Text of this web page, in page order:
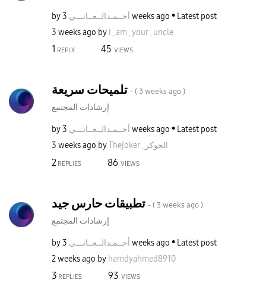
by أحــمـدالــعــانـــي 3 weeks ago
Latest post
3 weeks ago by I_am_your_uncle
1 REPLY 45 VIEWS
تلميحات سريعة - ( 3 weeks ago )
إرشادات المجتمع
by أحــمـدالــعــانـــي 3 weeks ago
Latest post
3 weeks ago by Thejoker_الجوكر
2 REPLIES 86 VIEWS
تطبيقات حارس جيد - ( 3 weeks ago )
إرشادات المجتمع
by أحــمـدالــعــانـــي 3 weeks ago
Latest post
2 weeks ago by hamdyahmed8910
3 REPLIES 93 VIEWS